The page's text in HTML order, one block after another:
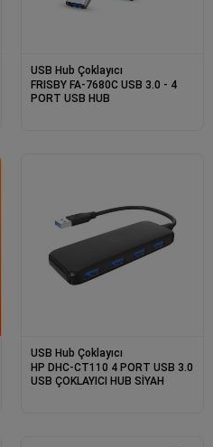
USB Hub Çoklayıcı
FRISBY FA-7680C USB 3.0 - 4
PORT USB HUB
USB Hub Çoklayıcı
HP DHC-CT110 4 PORT USB 3.0
USB ÇOKLAYICI HUB SİYAH